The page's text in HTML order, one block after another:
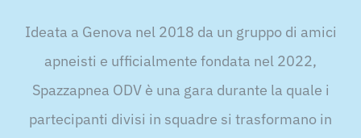
Ideata a Genova nel 2018 da un gruppo di amici
apneisti e ufficialmente fondata nel 2022,
Spazzapnea ODV è una gara durante la quale i
partecipanti divisi in squadre si trasformano in